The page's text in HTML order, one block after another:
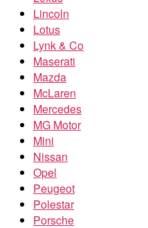
Lincoln
Lotus
Lynk & Co
Maserati
Mazda
McLaren
Mercedes
MG Motor
Mini
Nissan
Opel
Peugeot
Polestar
Porsche